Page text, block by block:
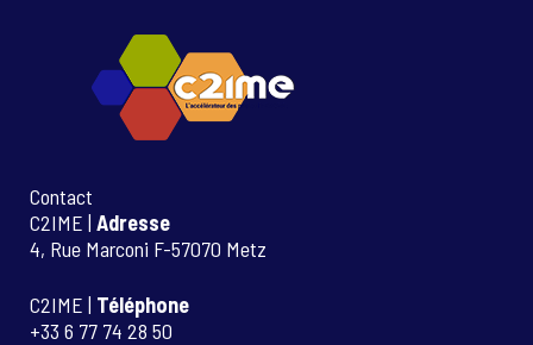
Contact
C2IME | Adresse
4, Rue Marconi F-57070 Metz
C2IME | Téléphone
+33 6 77 74 28 50